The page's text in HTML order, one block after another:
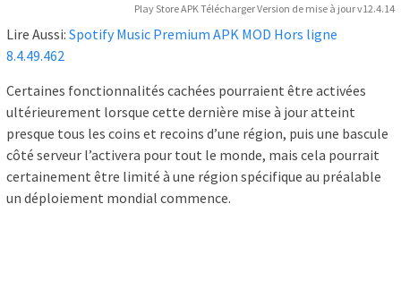
Play Store APK Télécharger Version de mise à jour v12.4.14
Lire Aussi: Spotify Music Premium APK MOD Hors ligne
8.4.49.462
Certaines fonctionnalités cachées pourraient être activées
ultérieurement lorsque cette dernière mise à jour atteint
presque tous les coins et recoins d’une région, puis une bascule
côté serveur l’activera pour tout le monde, mais cela pourrait
certainement être limité à une région spécifique au préalable
un déploiement mondial commence.